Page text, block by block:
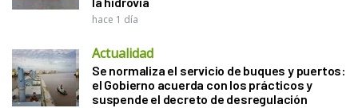
hace 1 día
Actualidad
Se normaliza el servicio de buques y puertos:
el Gobierno acuerda con los prácticos y
suspende el decreto de desregulación